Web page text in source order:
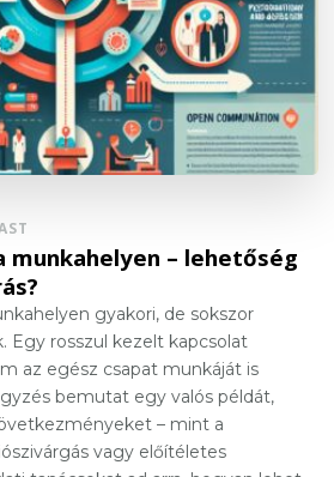
munkahelyen – lehetőség
gyakori, de sokszor
Egy rosszul kezelt kapcsolat
az egész csapat munkáját is
bemutat egy valós példát,
– mint a
vagy előítéletes